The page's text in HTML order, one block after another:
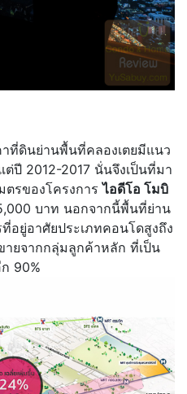
ที่ดินย่านพื้นที่คลองเตยมีแนว
ปี 2012-2017 นั่นจึงเป็นที่มา
ตรของโครงการไอดีโอ โมบิ
บาท นอกจากนี้พื้นที่ย่าน
อยู่อาศัยประเภทคอนโดสูงถึง
ายจากกลุ่มลูกค้าหลัก ที่เป็น
90%